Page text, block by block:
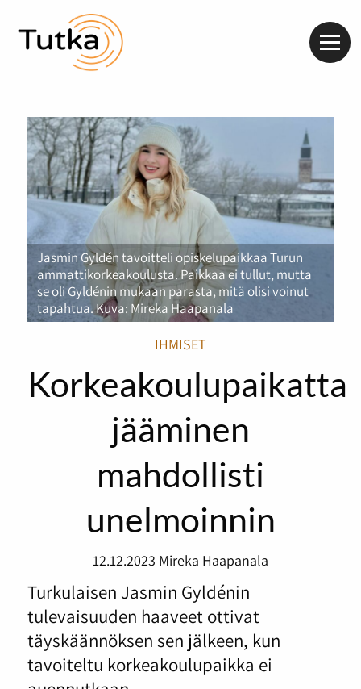
Jasmin Gyldén tavoitteli opiskelupaikkaa Turun
ammattikorkeakoulusta. Paikkaa ei tullut, mutta
se oli Gyldénin mukaan parasta, mitä olisi voinut
tapahtua. Kuva: Mireka Haapanala
IHMISET
Korkeakoulupaikatta
jääminen
mahdollisti
unelmoinnin
12.12.2023 Mireka Haapanala
Turkulaisen Jasmin Gyldénin
tulevaisuuden haaveet ottivat
täyskäännöksen sen jälkeen, kun
tavoiteltu korkeakoulupaikka ei